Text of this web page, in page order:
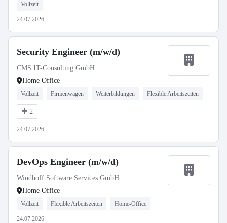
Vollzeit
24.07.2026
Security Engineer (m/w/d)
CMS IT-Consulting GmbH
Home Office
Vollzeit Firmenwagen Weiterbildungen Flexible Arbeitszeiten
2
24.07.2026
DevOps Engineer (m/w/d)
Windhoff Software Services GmbH
Home Office
Vollzeit Flexible Arbeitszeiten Home-Office
24.07.2026